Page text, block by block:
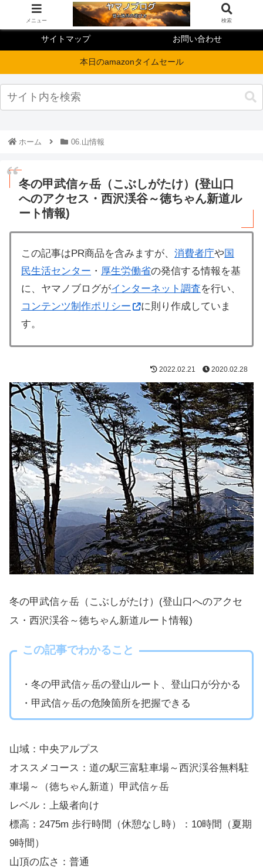
サイトマップ お問い合わせ
本日のamazonタイムセール
ホーム 06.山情報
冬の甲武信ヶ岳（こぶしがたけ）(登山口
へのアクセス・西沢渓谷～徳ちゃん新道ル
ート情報)
この記事はPR商品を含みますが、 消費者庁や 国
民生活センター ・ 厚生労働省の発信する情報を基
に、ヤマノブログがインターネット調査を行い、
コンテンツ制作ポリシー
に則り作成していま
す。
2022.02.21 2020.02.28
冬の甲武信ヶ岳（こぶしがたけ）(登山口へのアクセ
ス・西沢渓谷～徳ちゃん新道ルート情報)
この記事でわかること
・冬の甲武信ヶ岳の登山ルート、登山口が分かる
・甲武信ヶ岳の危険箇所を把握できる
山域：中央アルプス
オススメコース：道の駅三富駐車場～西沢渓谷無料駐
車場～（徳ちゃん新道）甲武信ヶ岳
レベル：上級者向け
標高：2475m 歩行時間（休憩なし時）：10時間（夏期
9時間）
山頂の広さ：普通
メニュー 検索